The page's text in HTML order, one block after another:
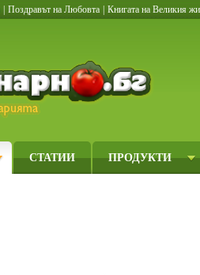
Поздравът на Любовта Книгата на Великия
СТАТИИ ПРОДУКТИ